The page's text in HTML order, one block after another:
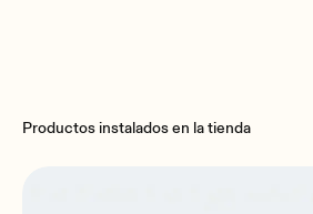
Productos instalados en la tienda